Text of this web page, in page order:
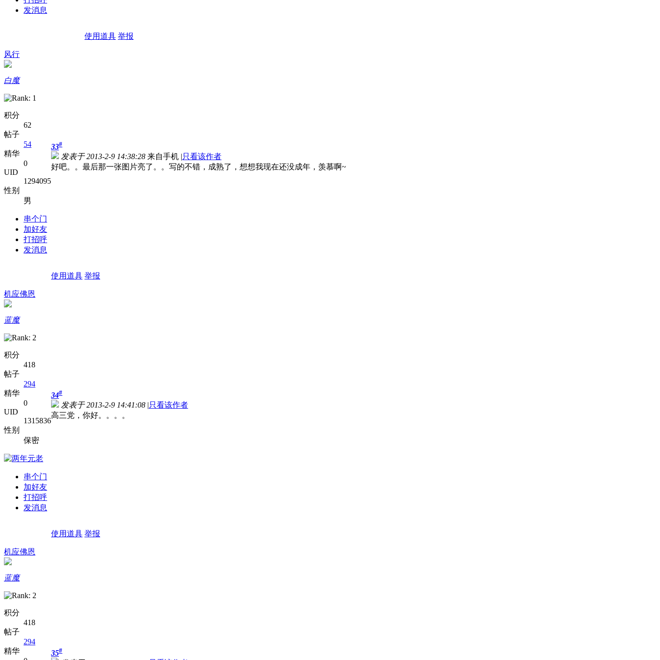
发消息
使用道具 举报
风行
白魔
积分
62
帖子
54
精华
0
UID
1294095
性别
男
串个门
加好友
打招呼
发消息
33#
发表于 2013-2-9 14:38:28 来自手机 |只看该作者
好吧。。最后那一张图片亮了。。写的不错，成熟了，想想我现在还没成年，羡慕啊~
使用道具 举报
机应佛恩
蓝魔
积分
418
帖子
294
精华
0
UID
1315836
性别
保密
串个门
加好友
打招呼
发消息
34#
发表于 2013-2-9 14:41:08 |只看该作者
高三党，你好。。。。
使用道具 举报
机应佛恩
蓝魔
积分
418
帖子
294
精华
35#